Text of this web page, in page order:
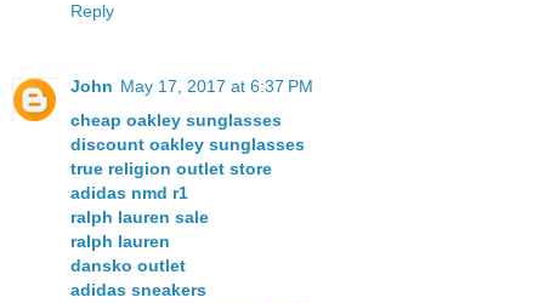
Reply
John May 17, 2017 at 6:37 PM
cheap oakley sunglasses
discount oakley sunglasses
true religion outlet store
adidas nmd r1
ralph lauren sale
ralph lauren
dansko outlet
adidas sneakers